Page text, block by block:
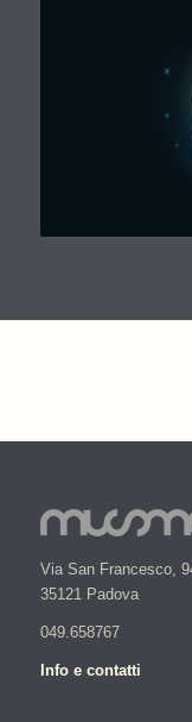
Via San Francesco,
35121 Padova
049.658767
Info e contatti